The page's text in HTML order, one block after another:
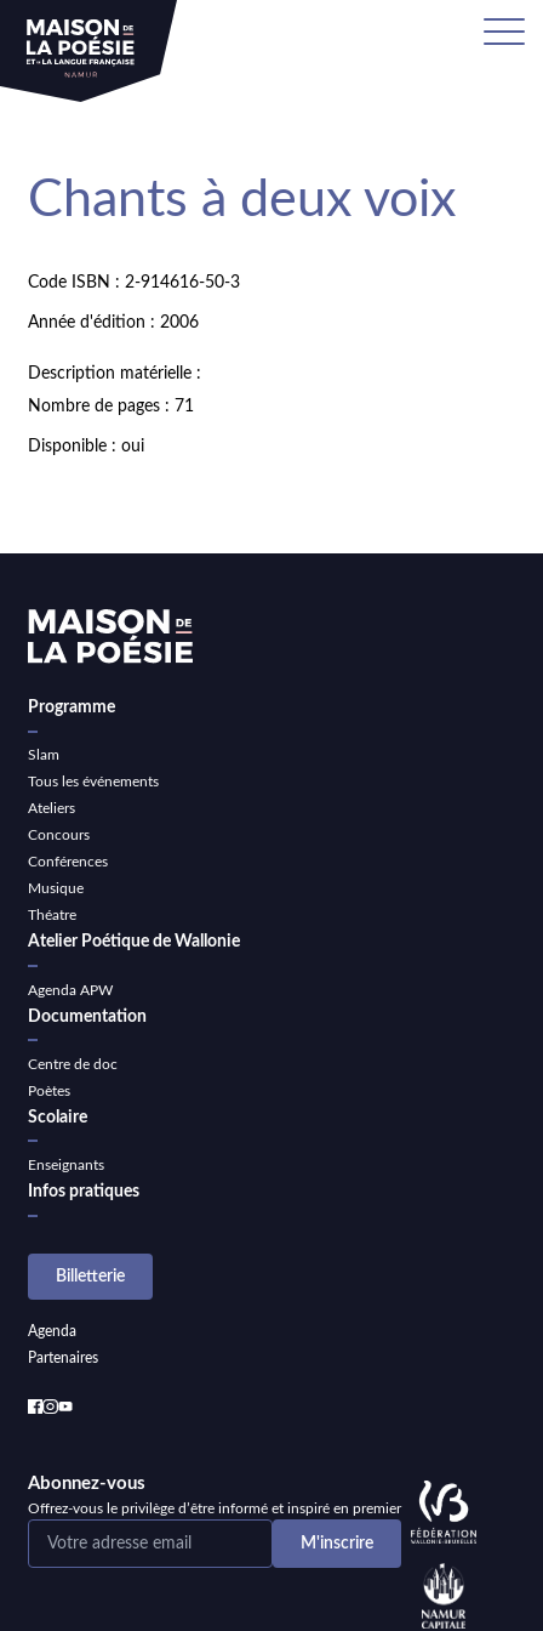
Chants à deux voix
Code ISBN : 2-914616-50-3
Année d'édition : 2006
Description matérielle :
Nombre de pages : 71
Disponible : oui
Programme
Slam
Tous les événements
Ateliers
Concours
Conférences
Musique
Théatre
Atelier Poétique de Wallonie
Agenda APW
Documentation
Centre de doc
Poètes
Scolaire
Enseignants
Infos pratiques
Billetterie
Agenda
Partenaires
Abonnez-vous
Offrez-vous le privilège d’être informé et inspiré en premier